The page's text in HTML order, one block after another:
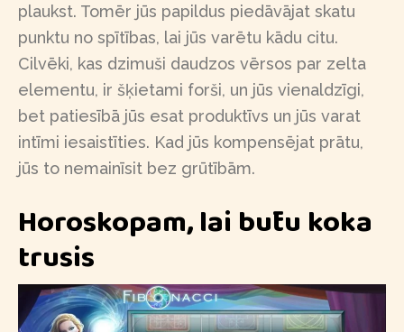
plaukst. Tomēr jūs papildus piedāvājat skatu
punktu no spītības, lai jūs varētu kādu citu.
Cilvēki, kas dzimuši daudzos vērsos par zelta
elementu, ir šķietami forši, un jūs vienaldzīgi,
bet patiesībā jūs esat produktīvs un jūs varat
intīmi iesaistīties. Kad jūs kompensējat prātu,
jūs to nemainīsit bez grūtībām.
Horoskopam, lai būtu koka
trusis